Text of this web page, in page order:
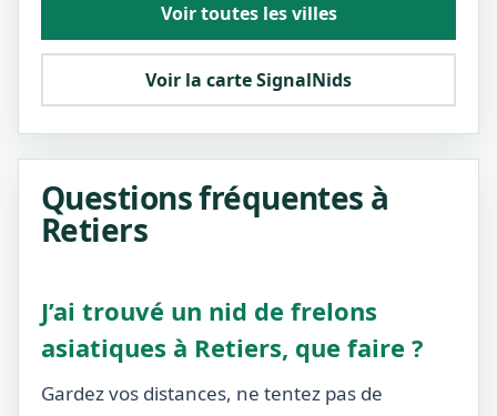
Voir toutes les villes
Voir la carte SignalNids
Questions fréquentes à
Retiers
J’ai trouvé un nid de frelons
asiatiques à Retiers, que faire ?
Gardez vos distances, ne tentez pas de